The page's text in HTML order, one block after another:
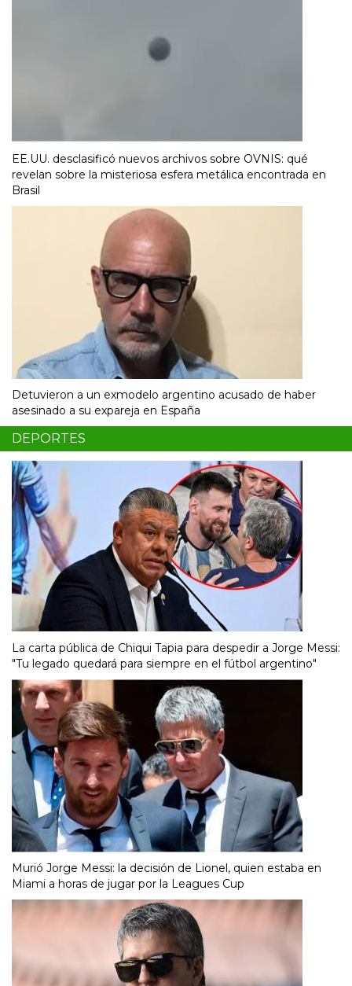
EE.UU. desclasificó nuevos archivos sobre OVNIS: qué
revelan sobre la misteriosa esfera metálica encontrada en
Brasil
Detuvieron a un exmodelo argentino acusado de haber
asesinado a su expareja en España
DEPORTES
La carta pública de Chiqui Tapia para despedir a Jorge Messi:
"Tu legado quedará para siempre en el fútbol argentino"
Murió Jorge Messi: la decisión de Lionel, quien estaba en
Miami a horas de jugar por la Leagues Cup